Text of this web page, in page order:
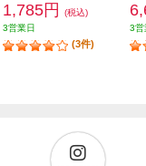
1,785円
(税込)
3営業日
(3件)
3営